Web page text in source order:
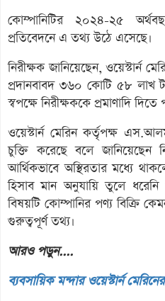
কোম্পানিটির ২০২৪-২৫
প্রতিবেদনে এ তথ্য উঠে এসেছে।
নিরীক্ষক জানিয়েছেন, ওয়েস্টার্ন
প্রদানবাবদ ৩৬০ কোটি ৫৮ লাখ
স্বপক্ষে নিরীক্ষককে প্রমাণাদি
ওয়েস্টার্ন মেরিন কর্তৃপক্ষ
চুক্তি করেছে বলে
আর্থিকভাবে অস্থিরতার মধ্যে
হিসাব মান অনুযায়ি তুলে ধরেনি
বিষয়টি কোম্পানির পণ্য বিক্রি
গুরুত্বপূর্ণ তথ্য।
আরও পড়ুন....
ব্যবসায়িক মন্দার ওয়েস্টার্ন